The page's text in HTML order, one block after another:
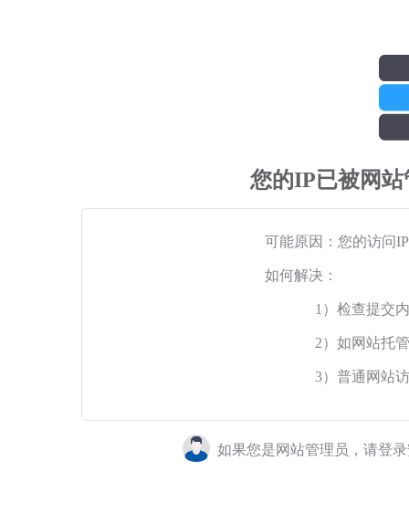
您的IP已被网
可能原因：您的访问
如何解决：
1）检查提交
2）如网站托
3）普通网站
如果您是网站管理员，请登